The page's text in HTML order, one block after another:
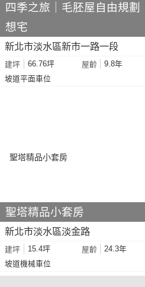
四季之旅｜毛胚屋自由規劃
想宅
新北市淡水區新市一路一段
建坪 66.76坪 屋齡 9.8年
坡道平面車位
聖塔精品小套房
新北市淡水區淡金路
建坪 15.4坪 屋齡 24.3年
坡道機械車位